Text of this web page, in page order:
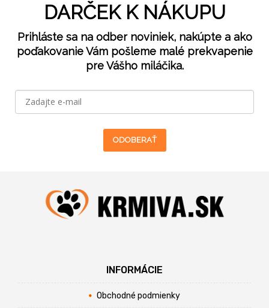
DARČEK K NÁKUPU
Prihláste sa na odber noviniek, nakúpte a ako
poďakovanie Vám pošleme malé prekvapenie
pre Vášho miláčika.
ODOBERAŤ
INFORMÁCIE
Obchodné podmienky